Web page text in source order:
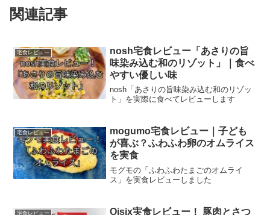
関連記事
宅食レビュー
nosh宅食レビュー「あさりの旨
味染み込む和のリゾット」｜食べ
やすい優しい味
nosh「あさりの旨味染み込む和のリゾッ
ト」を実際に食べてレビューします
宅食レビュー
mogumo宅食レビュー｜子ども
が喜ぶ？ふわふわ卵のオムライス
を実食
モグモの「ふわふわたまごのオムライ
ス」を実食レビューしました
宅食レビュー
Oisix実食レビュー！ 豚肉とさつ